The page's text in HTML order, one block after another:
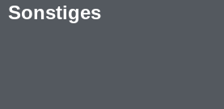
Sonstiges